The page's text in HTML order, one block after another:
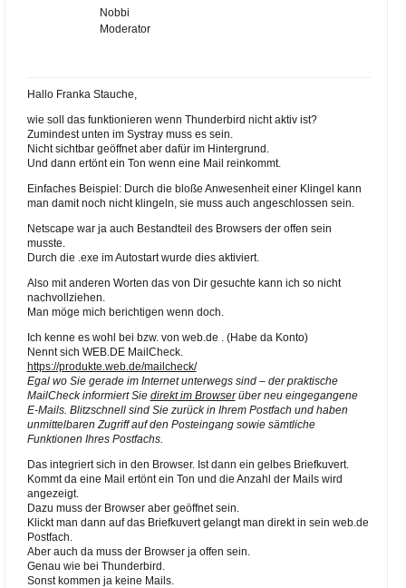
Nobbi
Moderator
Hallo Franka Stauche,
wie soll das funktionieren wenn Thunderbird nicht aktiv ist?
Zumindest unten im Systray muss es sein.
Nicht sichtbar geöffnet aber dafür im Hintergrund.
Und dann ertönt ein Ton wenn eine Mail reinkommt.
Einfaches Beispiel: Durch die bloße Anwesenheit einer Klingel kann
man damit noch nicht klingeln, sie muss auch angeschlossen sein.
Netscape war ja auch Bestandteil des Browsers der offen sein
musste.
Durch die .exe im Autostart wurde dies aktiviert.
Also mit anderen Worten das von Dir gesuchte kann ich so nicht
nachvollziehen.
Man möge mich berichtigen wenn doch.
Ich kenne es wohl bei bzw. von web.de . (Habe da Konto)
Nennt sich WEB.DE MailCheck.
https://produkte.web.de/mailcheck/
Egal wo Sie gerade im Internet unterwegs sind – der praktische
MailCheck informiert Sie direkt im Browserüber neu eingegangene
E-Mails. Blitzschnell sind Sie zurück in Ihrem Postfach und haben
unmittelbaren Zugriff auf den Posteingang sowie sämtliche
Funktionen Ihres Postfachs.
Das integriert sich in den Browser. Ist dann ein gelbes Briefkuvert.
Kommt da eine Mail ertönt ein Ton und die Anzahl der Mails wird
angezeigt.
Dazu muss der Browser aber geöffnet sein.
Klickt man dann auf das Briefkuvert gelangt man direkt in sein web.de
Postfach.
Aber auch da muss der Browser ja offen sein.
Genau wie bei Thunderbird.
Sonst kommen ja keine Mails.